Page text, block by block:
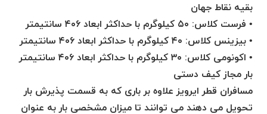
بقیه نقاط جهان
• فرست کلاس: ۵۰ کیلوگرم با حداکثر ابعاد ۴۰۶ سانتیمتر
• بیزینس کلاس: ۴۰ کیلوگرم با حداکثر ابعاد ۴۰۶ سانتیمتر
• اکونومی کلاس: ۳۰ کیلوگرم با حداکثر ابعاد ۴۰۶ سانتیمتر
بار مجاز کیف دستی
مسافران قطر ایرویز علاوه بر باری که به قسمت پذیرش بار
تحویل می دهند می توانند تا میزان مشخصی بار به عنوان